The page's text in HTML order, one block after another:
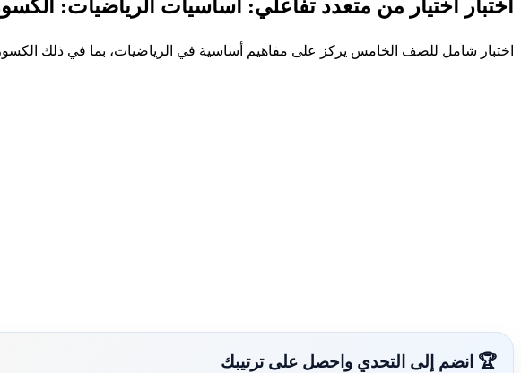
اختبار اختيار من متعدد تفاعلي: أساسيات الرياضيات:
اختبار شامل للصف الخامس يركز على مفاهيم أساسية في الرياضيات، بما في ذلك الكسور،
🏆 انضم إلى التحدي واحصل على ترتيبك